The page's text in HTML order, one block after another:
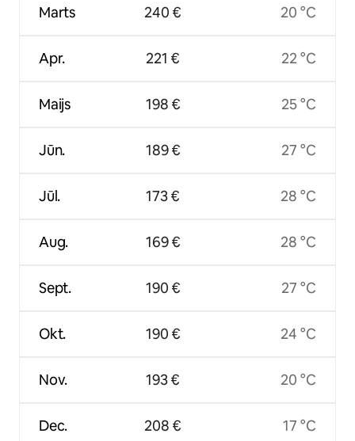
Marts
Apr.
Maijs
Jūn.
Jūl.
Aug.
Sept.
Okt.
Nov.
Dec.
240 €
221 €
198 €
189 €
173 €
169 €
190 €
190 €
193 €
208 €
20 °C
22 °C
25 °C
27 °C
28 °C
28 °C
27 °C
24 °C
20 °C
17 °C